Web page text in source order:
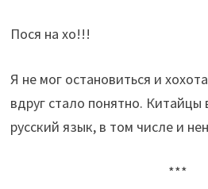
Пося на хо!!!
Я не мог остановиться и
вдруг стало понятно. Китайцы
русский язык, в том числе и
***